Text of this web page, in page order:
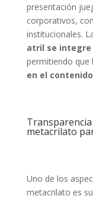
presentación
corporativos,
institucionales.
atril se integre
permitiendo que
en el
metacrilato
Uno de los
metacrilato es